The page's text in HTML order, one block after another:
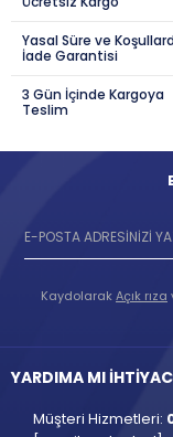
Yasal Süre ve
İade Garantisi
3 Gün İçinde Kargoya
Teslim
KaydolarakAçık rıza
YARDIMA MI
Müşteri Hizmetleri: